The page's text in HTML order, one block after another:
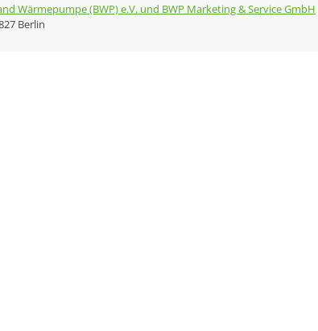
Wärmepumpe (BWP) e.V. und BWP Marketing & Service GmbH
Berlin